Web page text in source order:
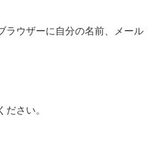
ラウザーに自分の名前、メール
ださい。